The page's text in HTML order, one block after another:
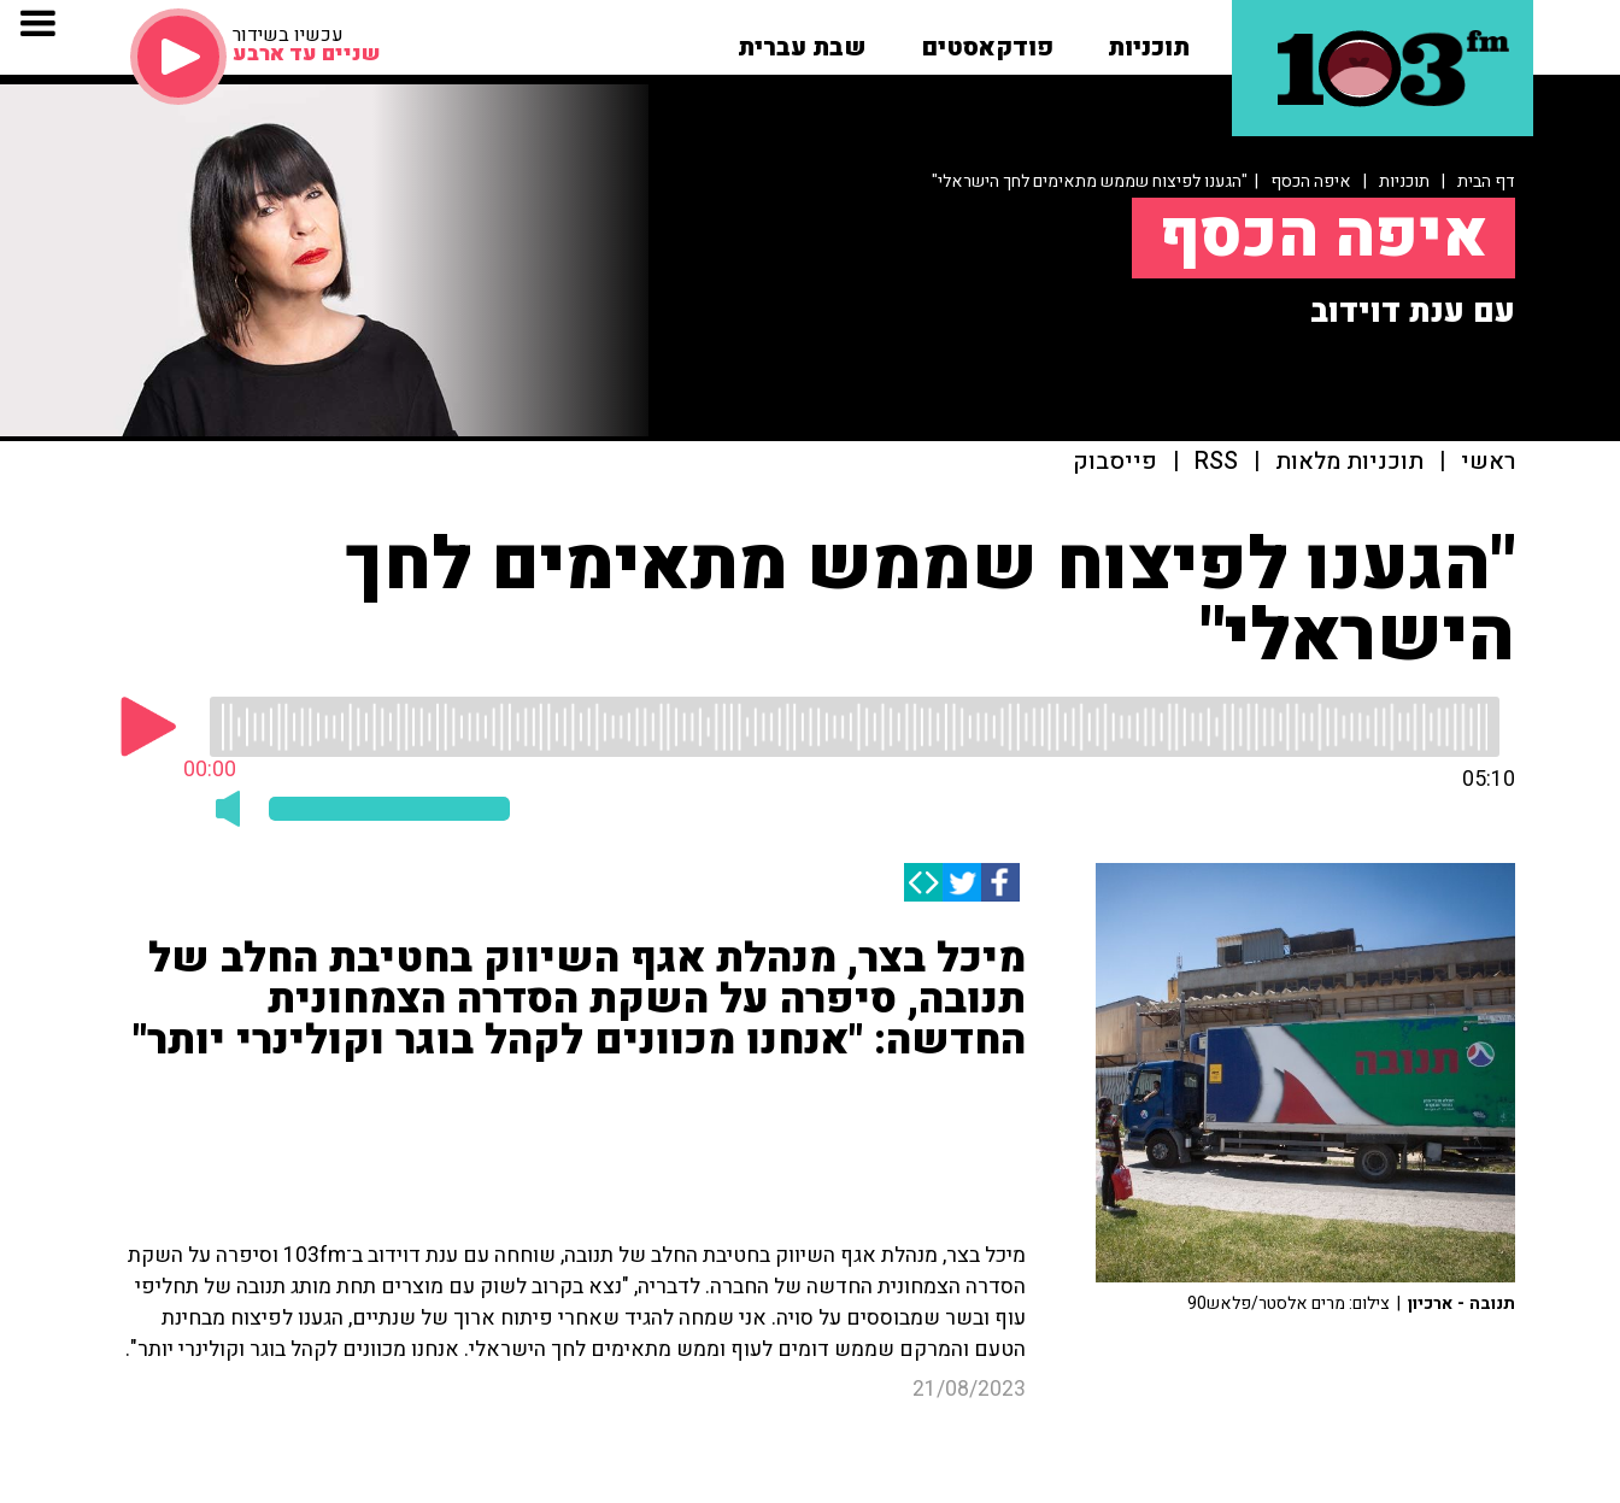
תוכניות פודקאסטים שבת עברית עכשיו בשידור
שניים עד ארבע
דף הבית | תוכניות | איפה הכסף | "הגענו לפיצוח שממש מתאימים לחך הישראלי"
איפה הכסף
עם ענת דוידוב
ראשי | תוכניות מלאות |
RSS
| פייסבוק
"הגענו לפיצוח שממש מתאימים לחך
הישראלי"
00:00 05:10
מיכל בצר, מנהלת אגף השיווק בחטיבת החלב של
תנובה, סיפרה על השקת הסדרה הצמחונית
החדשה: "אנחנו מכוונים לקהל בוגר וקולינרי יותר"
מיכל בצר, מנהלת אגף השיווק בחטיבת החלב של תנובה, שוחחה עם ענת דוידוב ב־103fm וסיפרה על השקת
הסדרה הצמחונית החדשה של החברה. לדבריה, "נצא בקרוב לשוק עם מוצרים תחת מותג תנובה של תחליפי
עוף ובשר שמבוססים על סויה. אני שמחה להגיד שאחרי פיתוח ארוך של שנתיים, הגענו לפיצוח מבחינת
הטעם והמרקם שממש דומים לעוף וממש מתאימים לחך הישראלי. אנחנו מכוונים לקהל בוגר וקולינרי יותר".
21/08/2023
תנובה - ארכיון | צילום: מרים אלסטר/פלאש90